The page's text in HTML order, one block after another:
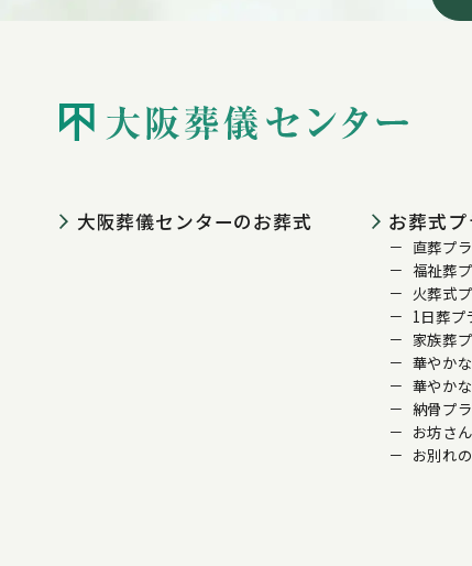
大阪葬儀センターのお葬式 お葬式プ
直葬プ
福祉葬
火葬式
1日葬プ
家族葬
華やか
華やか
納骨プ
お坊さ
お別れ